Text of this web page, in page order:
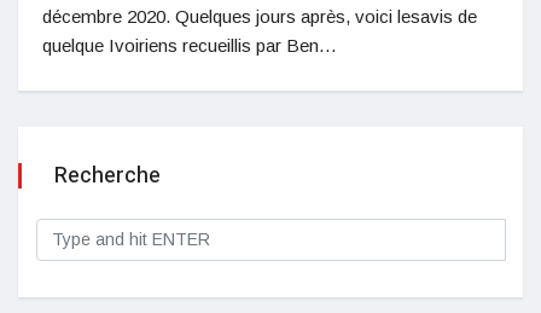
décembre 2020. Quelques jours après, voici lesavis de
quelque Ivoiriens recueillis par Ben…
Recherche